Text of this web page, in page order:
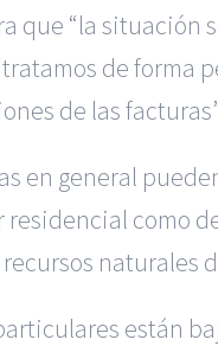
que “la situación
de forma
de las
en general
como
naturales
están